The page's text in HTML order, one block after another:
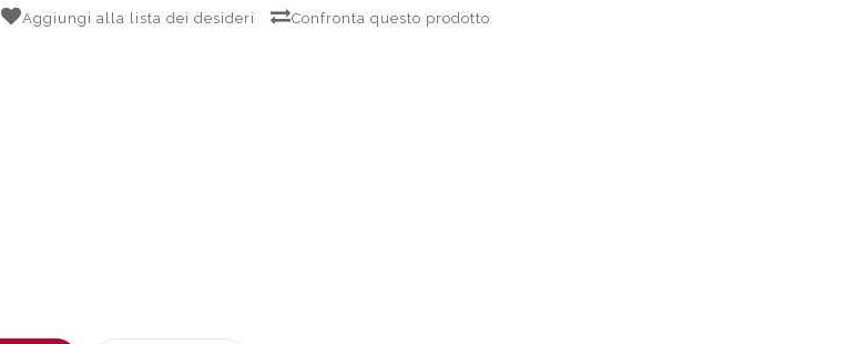
Aggiungi alla lista dei desideri Confronta questo prodotto